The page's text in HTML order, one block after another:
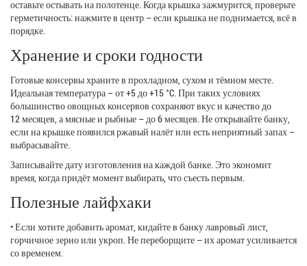
оставьте остывать на полотенце. Когда крышка зажмурится, проверьте
герметичность: нажмите в центр – если крышка не поднимается, всё в
порядке.
Хранение и сроки годности
Готовые консервы храните в прохладном, сухом и тёмном месте.
Идеальная температура – от +5 до +15 °C. При таких условиях
большинство овощных консервов сохраняют вкус и качество до
12 месяцев, а мясные и рыбные – до 6 месяцев. Не открывайте банку,
если на крышке появился ржавый налёт или есть неприятный запах –
выбрасывайте.
Записывайте дату изготовления на каждой банке. Это экономит
время, когда придёт момент выбирать, что съесть первым.
Полезные лайфхаки
• Если хотите добавить аромат, кидайте в банку лавровый лист,
горчичное зерно или укроп. Не переборщите – их аромат усиливается
со временем.